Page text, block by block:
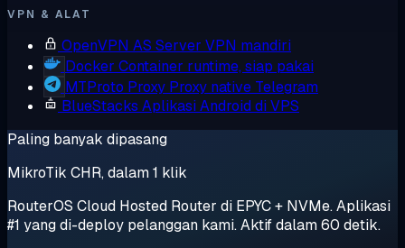
VPN & ALAT
OpenVPN AS Server VPN mandiri
Docker Container runtime, siap pakai
MTProto Proxy Proxy native Telegram
BlueStacks Aplikasi Android di VPS
Paling banyak dipasang
MikroTik CHR, dalam 1 klik
RouterOS Cloud Hosted Router di EPYC + NVMe. Aplikasi
#1 yang di-deploy pelanggan kami. Aktif dalam 60 detik.